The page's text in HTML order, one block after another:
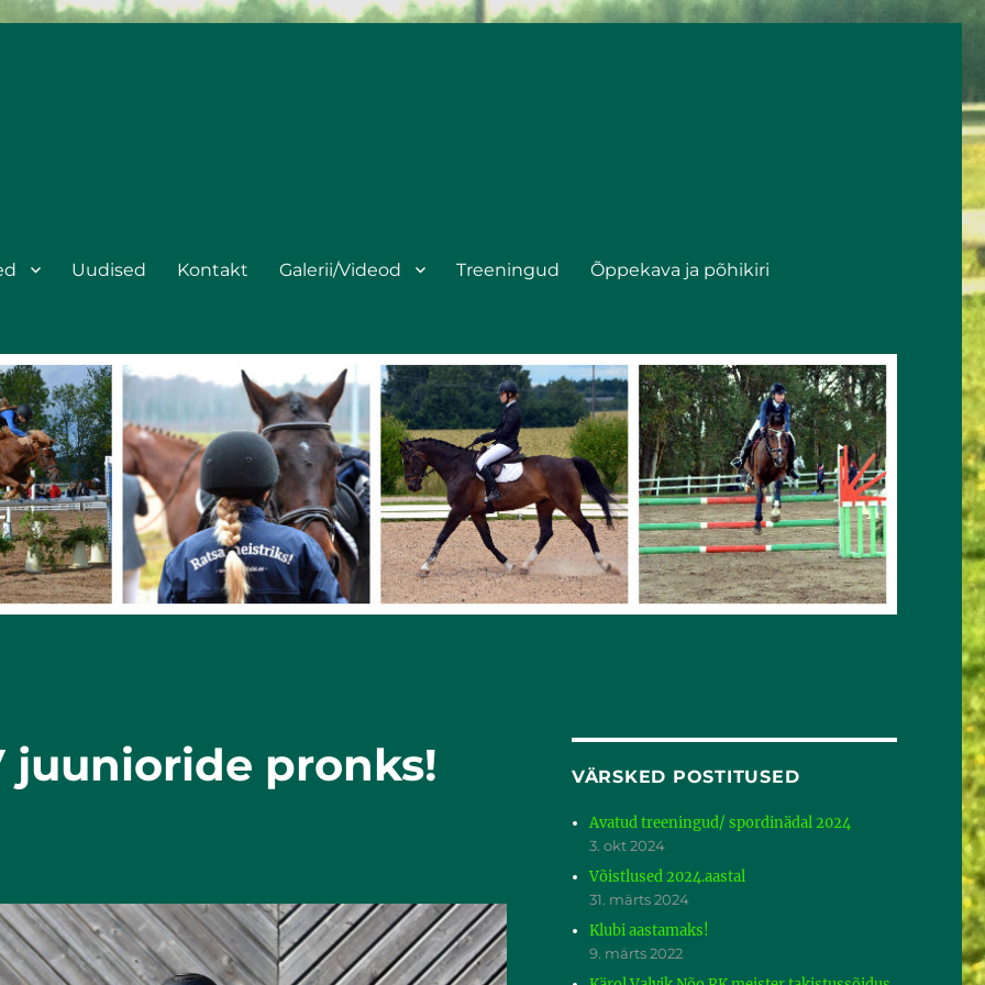
Uudised Kontakt Galerii/Videod Treeningud Õppekava ja põhikiri
juunioride pronks! VÄRSKED POSTITUSED
Avatud treeningud/ spordinädal 2024
3. okt 2024
Võistlused 2024.aastal
31. märts 2024
Klubi aastamaks!
9. märts 2022